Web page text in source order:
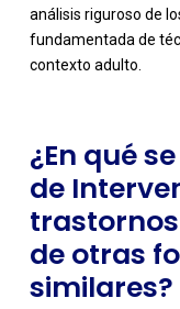
análisis riguroso de
fundamentada de
contexto adulto.
¿En qué
de
de otras
similares?